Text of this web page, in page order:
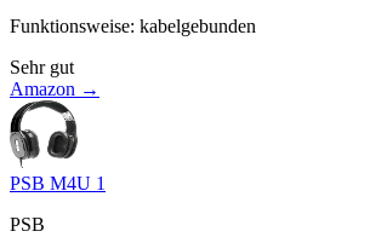
Funktionsweise: kabelgebunden
Sehr gut
Amazon →
PSB M4U 1
PSB